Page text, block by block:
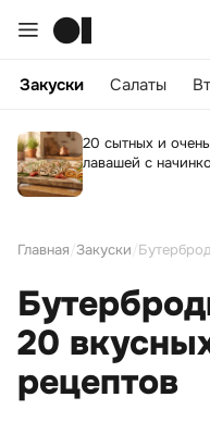
Закуски Салаты
20 сытных и
лавашей с
Главная Закуски
20
рецептов